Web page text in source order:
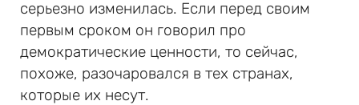
серьезно изменилась. Если перед своим
первым сроком он говорил про
демократические ценности, то сейчас,
похоже, разочаровался в тех странах,
которые их несут.